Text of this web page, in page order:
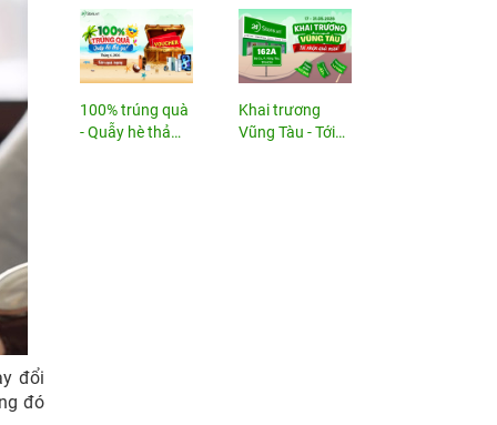
đổi
đó
100% trúng quà
- Quẫy hè thả
Khai trương
Vũng Tàu - Tới